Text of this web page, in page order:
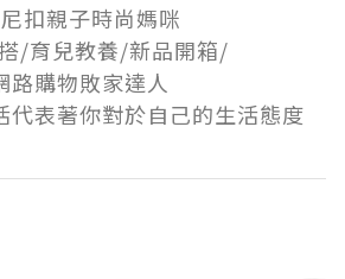
扣親子時尚媽咪
/育兒教養/新品開箱/
路購物敗家達人
代表著你對於自己的生活態度